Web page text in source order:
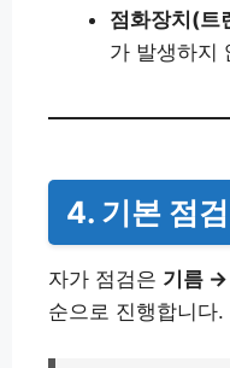
점화장치(트
가 발생하지
4. 기본 점
자가 점검은 기름 →
순으로 진행합니다.